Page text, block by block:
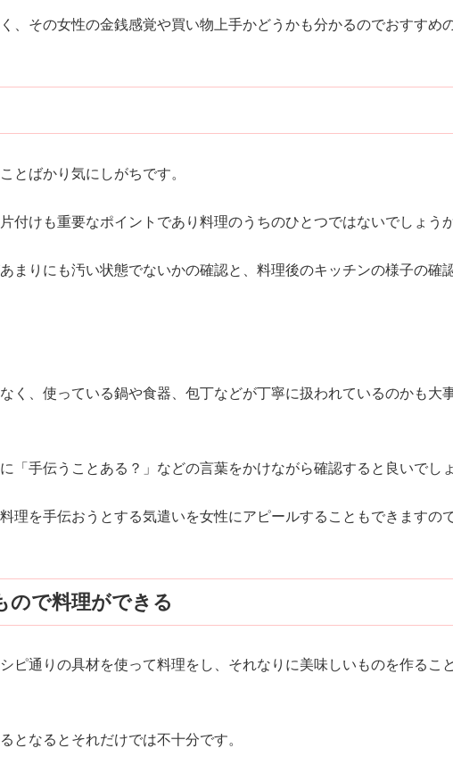
、その女性の金銭感覚や買い物上手かどうかも分かるのでおすすめ
とばかり気にしがちです。
付けも重要なポイントであり料理のうちのひとつではないでしょうか
まりにも汚い状態でないかの確認と、料理後のキッチンの様子の確
く、使っている鍋や食器、包丁などが丁寧に扱われているのかも大
「手伝うことある？」などの言葉をかけながら確認すると良いでしょ
理を手伝おうとする気遣いを女性にアピールすることもできますの
ので料理ができる
ピ通りの具材を使って料理をし、それなりに美味しいものを作るこ
となるとそれだけでは不十分です。